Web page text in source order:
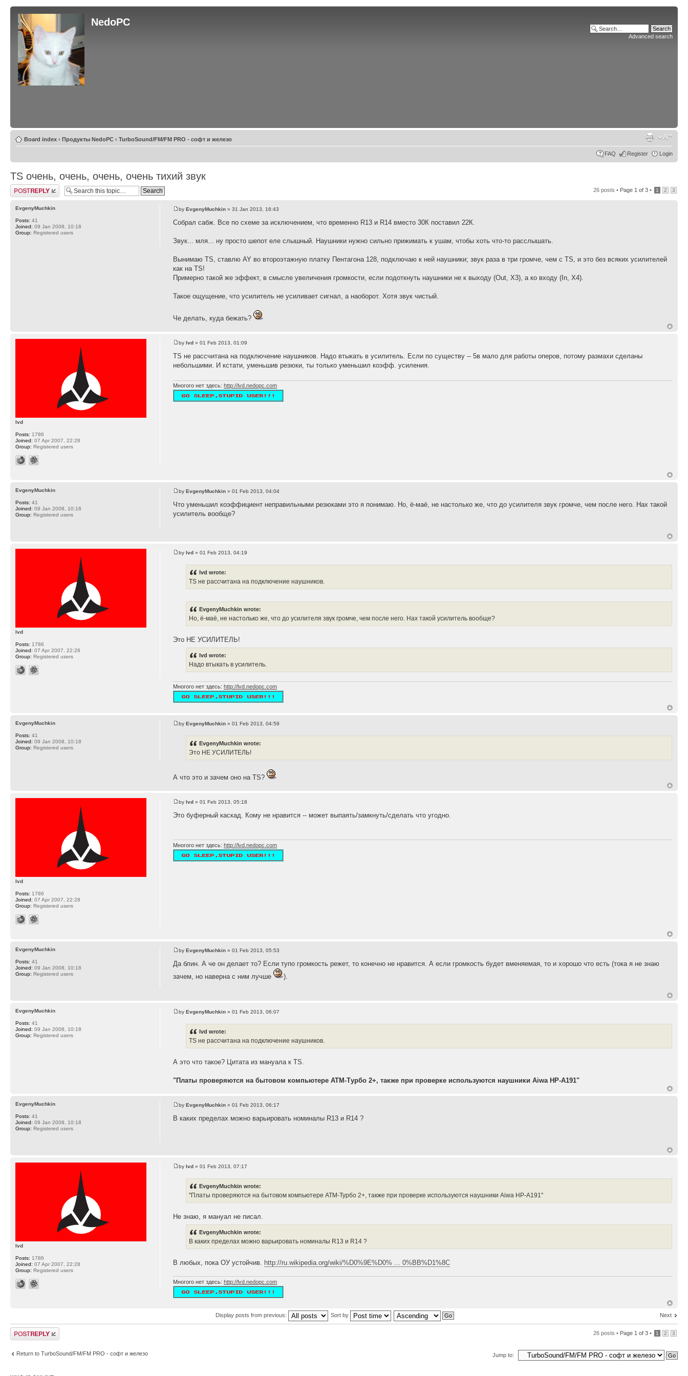
NedoPC
Advanced search
Board index ‹ Продукты NedoPC ‹ TurboSound/FM/FM PRO - софт и железо
FAQ Register Login
TS очень, очень, очень, очень тихий звук
Post a reply 26 posts • Page 1 of 3 • 1 2 3
byEvgenyMuchkin » 31 Jan 2013, 16:43
Собрал сабж. Все по схеме за исключением, что временно R13 и R14 вместо 30К поставил 22К.
Звук... мля... ну просто шепот еле слышный. Наушники нужно сильно прижимать к ушам, чтобы хоть что-то расслышать.
Вынимаю TS, ставлю AY во второэтажную платку Пентагона 128, подключаю к ней наушники; звук раза в три громче, чем с TS, и это без всяких усилителей
как на TS!
Примерно такой же эффект, в смысле увеличения громкости, если подоткнуть наушники не к выходу (Out, X3), а ко входу (In, X4).
Такое ощущение, что усилитель не усиливает сигнал, а наоборот. Хотя звук чистый.
Че делать, куда бежать?
EvgenyMuchkin
Posts: 41
Joined: 09 Jan 2008, 10:18
Group: Registered users
bylvd » 01 Feb 2013, 01:09
TS не рассчитана на подключение наушников. Надо втыкать в усилитель. Если по существу -- 5в мало для работы оперов, потому размахи сделаны
небольшими. И кстати, уменьшив резюки, ты только уменьшил коэфф. усиления.
Многого нет здесь: http://lvd.nedopc.com
lvd
Posts: 1786
Joined: 07 Apr 2007, 22:28
Group: Registered users
byEvgenyMuchkin » 01 Feb 2013, 04:04
Что уменьшил коэффициент неправильными резюками это я понимаю. Но, ё-маё, не настолько же, что до усилителя звук громче, чем после него. Нах такой
усилитель вообще?
EvgenyMuchkin
Posts: 41
Joined: 09 Jan 2008, 10:18
Group: Registered users
bylvd » 01 Feb 2013, 04:19
lvd wrote:
TS не рассчитана на подключение наушников.
EvgenyMuchkin wrote:
Но, ё-маё, не настолько же, что до усилителя звук громче, чем после него. Нах такой усилитель вообще?
Это НЕ УСИЛИТЕЛЬ!
lvd wrote:
Надо втыкать в усилитель.
Многого нет здесь:http://lvd.nedopc.com
lvd
Posts: 1786
Joined: 07 Apr 2007, 22:28
Group: Registered users
byEvgenyMuchkin » 01 Feb 2013, 04:59
EvgenyMuchkin wrote:
Это НЕ УСИЛИТЕЛЬ!
А что это и зачем оно на TS?
EvgenyMuchkin
Posts: 41
Joined: 09 Jan 2008, 10:18
Group: Registered users
bylvd » 01 Feb 2013, 05:18
Это буферный каскад. Кому не нравится -- может выпаять/замкнуть/сделать что угодно.
Многого нет здесь:http://lvd.nedopc.com
lvd
Posts: 1786
Joined: 07 Apr 2007, 22:28
Group: Registered users
byEvgenyMuchkin » 01 Feb 2013, 05:53
Да блин. А че он делает то? Если тупо громкость режет, то конечно не нравится. А если громкость будет вменяемая, то и хорошо что есть (тока я не знаю
зачем, но наверна с ним лучше
).
EvgenyMuchkin
Posts: 41
Joined: 09 Jan 2008, 10:18
Group: Registered users
byEvgenyMuchkin » 01 Feb 2013, 06:07
lvd wrote:
TS не рассчитана на подключение наушников.
А это что такое? Цитата из мануала к TS.
"Платы проверяются на бытовом компьютере АТМ-Турбо 2+, также при проверке используются наушники Aiwa HP-A191"
EvgenyMuchkin
Posts: 41
Joined: 09 Jan 2008, 10:18
Group: Registered users
byEvgenyMuchkin » 01 Feb 2013, 06:17
В каких пределах можно варьировать номиналы R13 и R14 ?
EvgenyMuchkin
Posts: 41
Joined: 09 Jan 2008, 10:18
Group: Registered users
bylvd » 01 Feb 2013, 07:17
EvgenyMuchkin wrote:
"Платы проверяются на бытовом компьютере АТМ-Турбо 2+, также при проверке используются наушники Aiwa HP-A191"
Не знаю, я мануал не писал.
EvgenyMuchkin wrote:
В каких пределах можно варьировать номиналы R13 и R14 ?
В любых, пока ОУ устойчив. http://ru.wikipedia.org/wiki/%D0%9E%D0% ... 0%BB%D1%8C
Многого нет здесь:http://lvd.nedopc.com
lvd
Posts: 1786
Joined: 07 Apr 2007, 22:28
Group: Registered users
Next
Display posts from previous: Sort by
Post a reply 26 posts • Page 1 of 3 • 1 2 3
Return to TurboSound/FM/FM PRO - софт и железо Jump to: